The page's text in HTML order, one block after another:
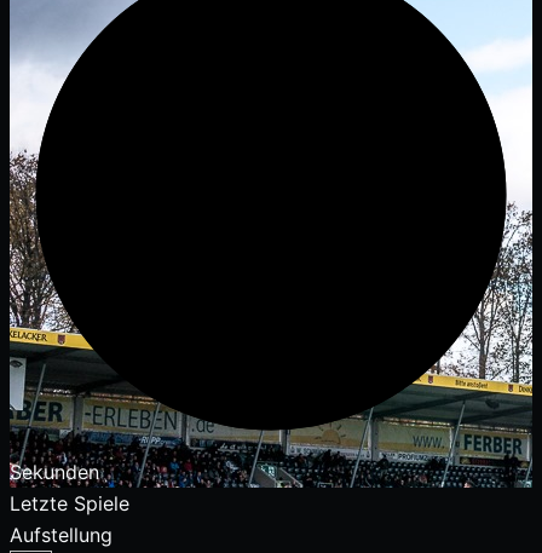
Sekunden
Letzte Spiele
Aufstellung